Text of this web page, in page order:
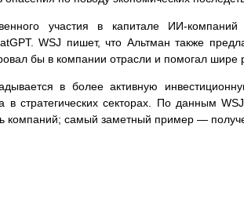
участия в капитале ИИ-
WSJ пишет, что Альтман также
бы в компании отрасли и помогал шире
в более активную
в стратегических секторах. По данным
компаний; самый заметный пример —